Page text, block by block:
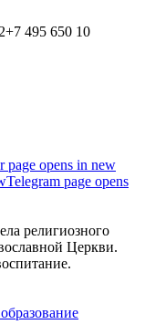
+7 495 650 10
page opens in new
Telegram page opens
религиозного
Церкви.